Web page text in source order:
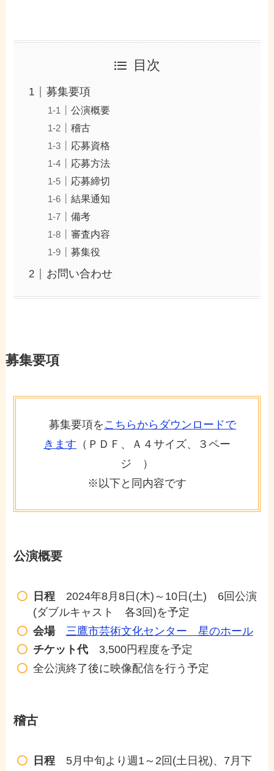
目次
募集要項
公演概要
稽古
応募資格
応募方法
応募締切
結果通知
備考
審査内容
募集役
お問い合わせ
募集要項
募集要項を こちらからダウンロードで
きます （ＰＤＦ、Ａ４サイズ、３ペー
ジ ）
※以下と同内容です
公演概要
日程2024年8月8日(木)～10日(土) 6回公演
(ダブルキャスト 各3回)を予定
会場
三鷹市芸術文化センター 星のホール
チケット代3,500円程度を予定
全公演終了後に映像配信を行う予定
稽古
日程5月中旬より週1～2回(土日祝)、7月下